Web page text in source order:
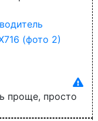
проще, просто